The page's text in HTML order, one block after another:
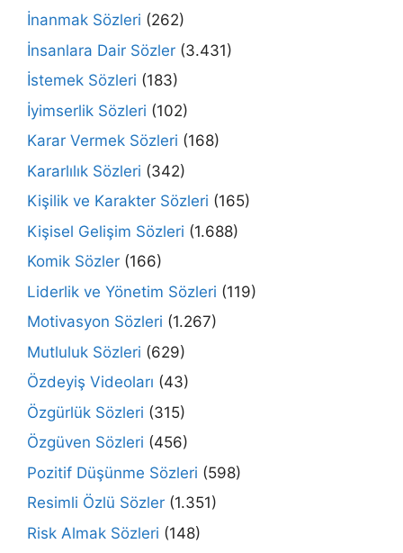
İnanmak Sözleri (262)
İnsanlara Dair Sözler (3.431)
İstemek Sözleri (183)
İyimserlik Sözleri (102)
Karar Vermek Sözleri (168)
Kararlılık Sözleri (342)
Kişilik ve Karakter Sözleri (165)
Kişisel Gelişim Sözleri (1.688)
Komik Sözler (166)
Liderlik ve Yönetim Sözleri (119)
Motivasyon Sözleri (1.267)
Mutluluk Sözleri (629)
Özdeyiş Videoları (43)
Özgürlük Sözleri (315)
Özgüven Sözleri (456)
Pozitif Düşünme Sözleri (598)
Resimli Özlü Sözler (1.351)
Risk Almak Sözleri (148)